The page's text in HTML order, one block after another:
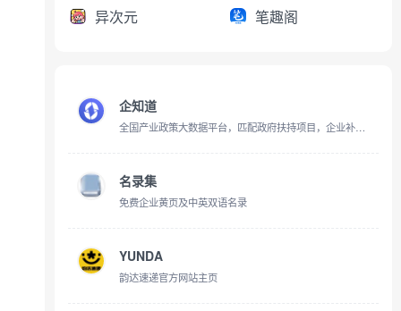
异次元
笔趣阁
企知道
全国产业政策大数据平台，匹配政府扶持项目，企业补贴分析
名录集
免费企业黄页及中英双语名录
YUNDA
韵达速递官方网站主页